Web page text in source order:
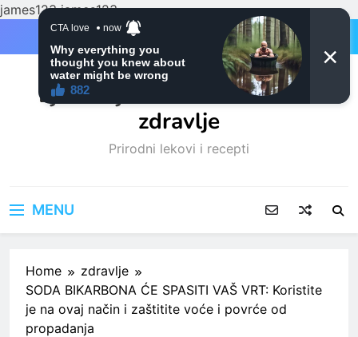
james123james123
Ljubitelji mačaka i Prirodno
zdravlje
Prirodni lekovi i recepti
MENU
Home
zdravlje
SODA BIKARBONA ĆE SPASITI VAŠ VRT: Koristite
je na ovaj način i zaštitite voće i povrće od
propadanja